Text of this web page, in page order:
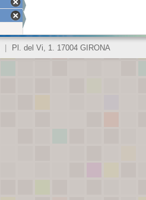
Pl. del Vi, 1. 17004 GIRONA